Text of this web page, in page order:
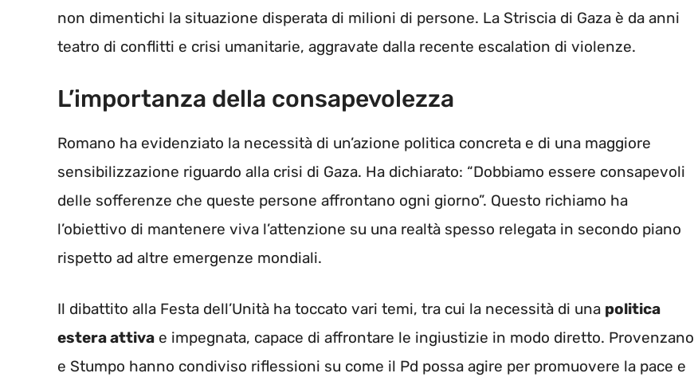
non dimentichi la situazione disperata di milioni di persone. La Striscia di Gaza è da anni
teatro di conflitti e crisi umanitarie, aggravate dalla recente escalation di violenze.
L’importanza della consapevolezza
Romano ha evidenziato la necessità di un’azione politica concreta e di una maggiore
sensibilizzazione riguardo alla crisi di Gaza. Ha dichiarato: “Dobbiamo essere consapevoli
delle sofferenze che queste persone affrontano ogni giorno”. Questo richiamo ha
l’obiettivo di mantenere viva l’attenzione su una realtà spesso relegata in secondo piano
rispetto ad altre emergenze mondiali.
Il dibattito alla Festa dell’Unità ha toccato vari temi, tra cui la necessità di una politica
estera attiva e impegnata, capace di affrontare le ingiustizie in modo diretto. Provenzano
e Stumpo hanno condiviso riflessioni su come il Pd possa agire per promuovere la pace e